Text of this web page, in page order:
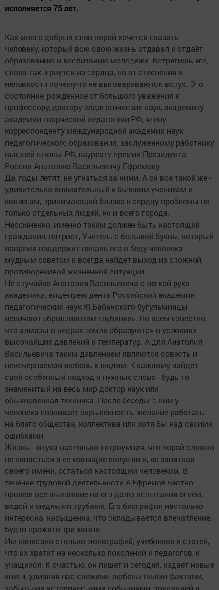
исполняется 75 лет.
Как много добрых слов порой хочется сказать
человеку, который всю свою жизнь отдавал и отдаёт
образованию и воспитанию молодежи. Встретишь его,
слова так и рвутся из сердца, но от стеснения и
неловкости почему-то не выговариваются вслух. Это
состояние, рожденное от большого уважения к
профессору, доктору педагогических наук, академику
академии творческой педагогики РФ, члену-
корреспонденту международной академии наук
педагогического образования, заслуженному работнику
высшей школы РФ, лауреату премии Президента
России Анатолию Васильевичу Ефремову.
Да, годы летят, не угнаться за ними. А он все такой же -
удивительно внимательный к бывшим ученикам и
коллегам, принимающий близко к сердцу проблемы не
только отдельных людей, но и всего города.
Несомненно, именно таким должен быть настоящий
гражданин, патриот, Учитель с большой буквы, который
вовремя поддержит попавшего в беду человека
мудрым советом и всегда найдет выход из сложной,
противоречивой жизненной ситуации.
Не случайно Анатолия Васильевича с легкой руки
академика, вице-президента Российской академии
педагогических наук Ю.Бабанского бугульминцы
величают «бриллиантом глубинки». Но всем известно,
что алмазы в недрах земли образуются в условиях
высочайших давлений и температур. А для Анатолия
Васильевича таким давлением являются совесть и
неисчерпаемая любовь к людям. К каждому найдет
свой особенный подход и нужные слова - будь то
знаменитый на весь мир доктор наук или
обыкновенная техничка. После беседы с ним у
человека возникает окрыленность, желание работать
на благо общества, коллектива или хотя бы над своими
ошибками.
Жизнь - штука настолько хитроумная, что порой сложно
не попасться в ее манящие ловушки и, не запятнав
своего имени, остаться настоящим человеком. В
течение трудовой деятельности А.Ефремов честно
прошел все выпавшие на его долю испытания огнём,
водой и медными трубами. Его биография настолько
интересна, насыщенна, что складывается впечатление,
будто прожито три жизни.
Им написано столько монографий, учебников и статей,
что их хватит на несколько поколений и педагогов, и
учащихся. К счастью, он пишет и сегодня, издает новые
книги, удивляя нас свежими любопытными фактами,
забытыми историчес-кими событиями, эрудицией и